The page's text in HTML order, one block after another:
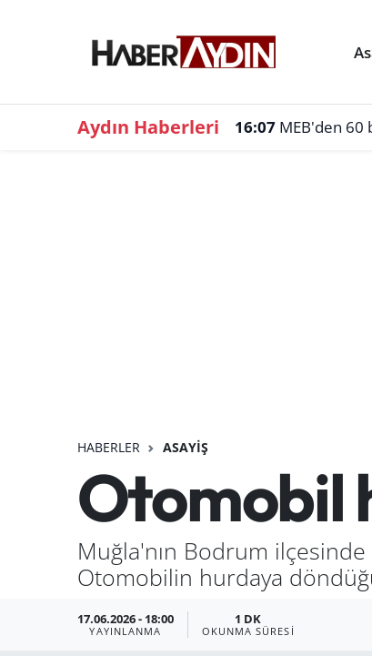
Aydın Haberleri 16:07 MEB'den 60
HABERLER ASAYIŞ
Otomobil
Muğla'nın Bodrum ilçesinde
Otomobilin hurdaya
17.06.2026 - 18:00
YAYINLANMA
1 DK
OKUNMA SÜRESI